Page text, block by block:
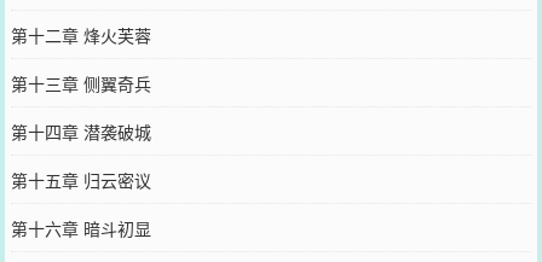
第十二章 烽火芙蓉
第十三章 侧翼奇兵
第十四章 潜袭破城
第十五章 归云密议
第十六章 暗斗初显